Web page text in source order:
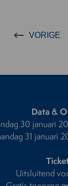
VORIGE
Data &
30 januari
31 januari
Uitsluitend